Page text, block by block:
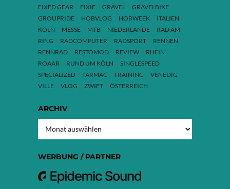
FIXED GEAR
FIXIE GRAVEL
GRAVELBIKE
GROUPRIDE
HOBVLOG HOBWEEK
ITALIEN
KÖLN
MESSE MTB NIEDERLANDE
RAD AM
RING
RADCOMPUTER RADSPORT
RENNEN
RENNRAD
RESTOMOD REVIEW
RHEIN
ROAAR
RUND UM KÖLN
SINGLESPEED
SPECIALIZED
TARMAC TRAINING
VENEDIG
VILLE
VLOG ZWIFT ÖSTERREICH
ARCHIV
WERBUNG / PARTNER